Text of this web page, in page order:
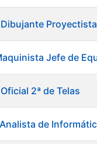
Proyectista
2ª de Telas